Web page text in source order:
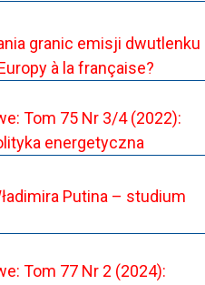
granic emisji dwutlenku
à la française?
Tom 75 Nr 3/4 (2022):
energetyczna
Putina – studium
Tom 77 Nr 2 (2024):